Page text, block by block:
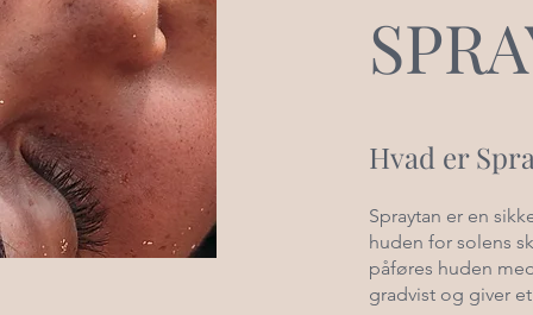
Hvad er
Spraytan er en
huden for solens
påføres huden
gradvist og giver